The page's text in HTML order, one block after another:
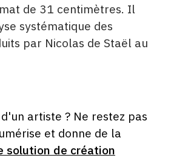
de 31 centimètres. Il
systématique des
par Nicolas de Staël au
artiste ? Ne restez pas
et donne de la
solution de création